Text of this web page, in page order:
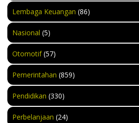
Lembaga Keuangan (86)
Nasional (5)
Otomotif(57)
Pemerintahan (859)
Pendidikan (330)
Perbelanjaan (24)